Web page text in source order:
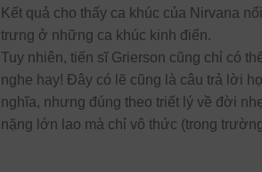
Kết quả cho thấy ca khúc của Nirvana
trưng ở những ca khúc kinh điển.
Tuy nhiên, tiến sĩ Grierson cũng chỉ có
nghe hay! Đây có lẽ cũng là câu trả lời
nghĩa, nhưng đúng theo triết lý về đời
nặng lớn lao mà chỉ vô thức (trong